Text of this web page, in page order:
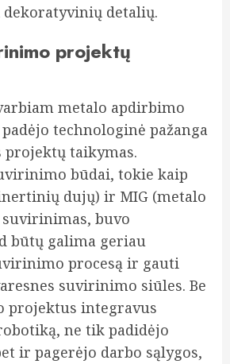
detalių.
projektų
metalo apdirbimo
technologinė pažanga
taikymas.
būdai, tokie kaip
dujų) ir MIG (metalo
buvo
būtų galima geriau
procesą ir gauti
suvirinimo siūles. Be
projektus integravus
ne tik padidėjo
ir pagerėjo darbo sąlygos,